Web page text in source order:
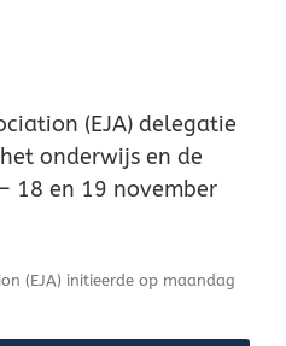
(EJA) delegatie
onderwijs en de
18 en 19 november
(EJA) initieerde op maandag